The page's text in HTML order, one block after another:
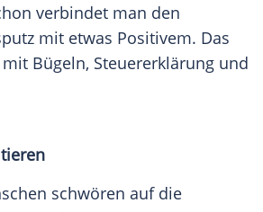
verbindet man den
mit etwas Positivem. Das
mit Bügeln, Steuererklärung und
schwören auf die